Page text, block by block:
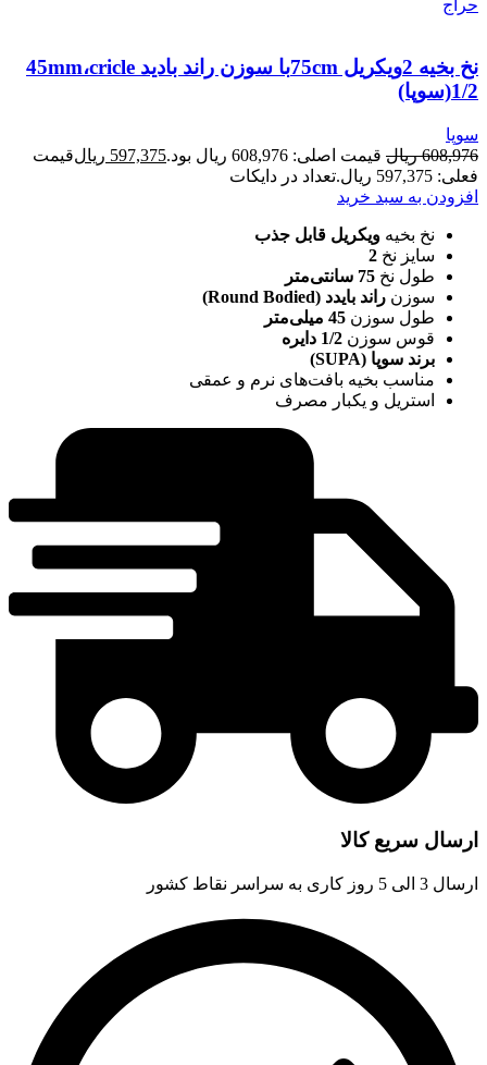
حراج
نخ بخیه 2ویکریل 75cmبا سوزن راند بادید 45mm،cricle
1/2(سوپا)
سوپا
608,976 ریال قیمت اصلی: 608,976 ریال بود. 597,375 ریالقیمت
فعلی: 597,375 ریال.
تعداد در دایکات
افزودن به سبد خرید
نخ بخیه ویکریل قابل جذب
سایز نخ 2
طول نخ 75 سانتی‌متر
سوزن راند بایدد (Round Bodied)
طول سوزن 45 میلی‌متر
قوس سوزن 1/2 دایره
برند سوپا (SUPA)
مناسب بخیه بافت‌های نرم و عمقی
استریل و یکبار مصرف
ارسال سریع کالا
ارسال 3 الی 5 روز کاری به سراسر نقاط کشور